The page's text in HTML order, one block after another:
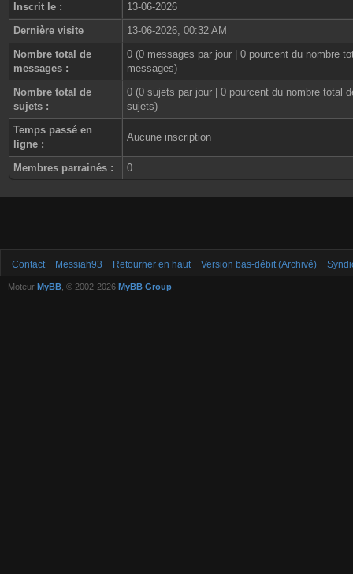
Inscrit le :
13-06-2026
Dernière visite
13-06-2026, 00:32 AM
Nombre total de
messages :
0 (0 messages par jour | 0 pourcent du nombre
messages)
Nombre total de
sujets :
0 (0 sujets par jour | 0 pourcent du nombre total
sujets)
Temps passé en
ligne :
Aucune inscription
Membres parrainés : 0
Contact Messiah93 Retourner en haut Version bas-débit (Archivé)
Moteur MyBB , © 2002-2026 MyBB Group